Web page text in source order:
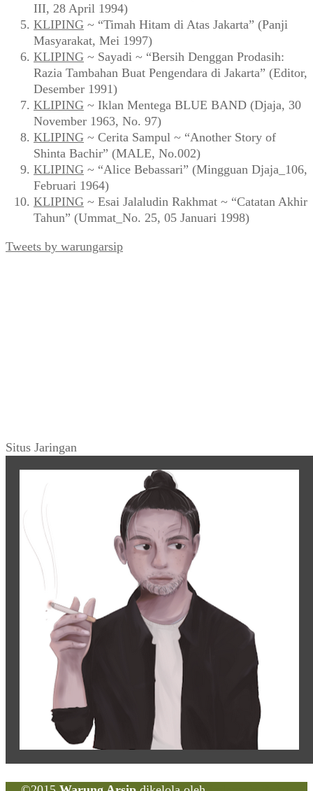
III, 28 April 1994)
KLIPING ~ “Timah Hitam di Atas Jakarta” (Panji
Masyarakat, Mei 1997)
KLIPING ~ Sayadi ~ “Bersih Denggan Prodasih:
Razia Tambahan Buat Pengendara di Jakarta” (Editor,
Desember 1991)
KLIPING ~ Iklan Mentega BLUE BAND (Djaja, 30
November 1963, No. 97)
KLIPING ~ Cerita Sampul ~ “Another Story of
Shinta Bachir” (MALE, No.002)
KLIPING ~ “Alice Bebassari” (Mingguan Djaja_106,
Februari 1964)
KLIPING ~ Esai Jalaludin Rakhmat ~ “Catatan Akhir
Tahun” (Ummat_No. 25, 05 Januari 1998)
Tweets by warungarsip
Situs Jaringan